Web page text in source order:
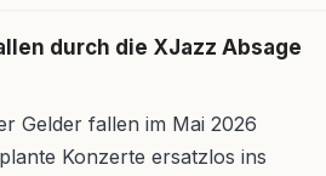
durch die XJazz Absage
Gelder fallen im Mai 2026
Konzerte ersatzlos ins